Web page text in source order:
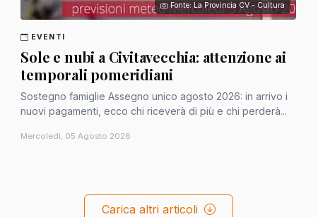
Fonte: La Provincia CV - Cultura
EVENTI
Sole e nubi a Civitavecchia: attenzione ai
temporali pomeridiani
Sostegno famiglie Assegno unico agosto 2026: in arrivo i
nuovi pagamenti, ecco chi riceverà di più e chi perderà...
Mercoledì, 05 Agosto 2026
Carica altri articoli